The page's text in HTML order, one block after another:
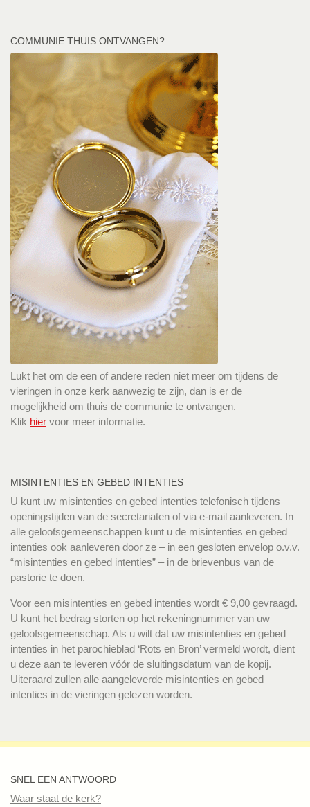
COMMUNIE THUIS ONTVANGEN?
Lukt het om de een of andere reden niet meer om tijdens de
vieringen in onze kerk aanwezig te zijn, dan is er de
mogelijkheid om thuis de communie te ontvangen.
Klik hier voor meer informatie.
MISINTENTIES EN GEBED INTENTIES
U kunt uw misintenties en gebed intenties telefonisch tijdens
openingstijden van de secretariaten of via e-mail aanleveren. In
alle geloofsgemeenschappen kunt u de misintenties en gebed
intenties ook aanleveren door ze – in een gesloten envelop o.v.v.
“misintenties en gebed intenties” – in de brievenbus van de
pastorie te doen.
Voor een misintenties en gebed intenties wordt € 9,00 gevraagd.
U kunt het bedrag storten op het rekeningnummer van uw
geloofsgemeenschap. Als u wilt dat uw misintenties en gebed
intenties in het parochieblad ‘Rots en Bron’ vermeld wordt, dient
u deze aan te leveren vóór de sluitingsdatum van de kopij.
Uiteraard zullen alle aangeleverde misintenties en gebed
intenties in de vieringen gelezen worden.
SNEL EEN ANTWOORD
Waar staat de kerk?